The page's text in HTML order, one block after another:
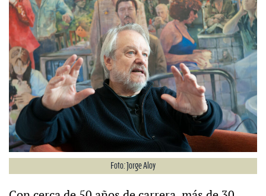
Foto: Jorge Aloy